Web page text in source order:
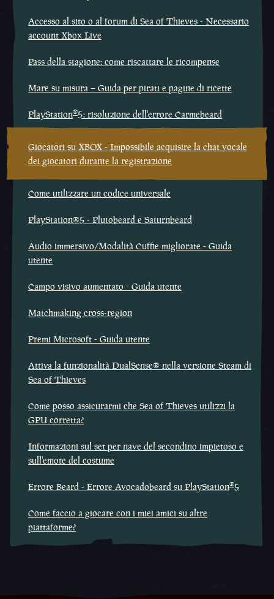
Accesso al sito o al forum di Sea of Thieves - Necessario
account Xbox Live
Pass della stagione: come riscattare le ricompense
Mare su misura – Guida per pirati e pagine di ricette
PlayStation®5: risoluzione dell'errore Carmebeard
Giocatori su XBOX - Impossibile acquisire la chat vocale
dei giocatori durante la registrazione
Come utilizzare un codice universale
PlayStation®5 - Plutobeard e Saturnbeard
Audio immersivo/Modalità Cuffie migliorate - Guida
utente
Campo visivo aumentato - Guida utente
Matchmaking cross-region
Premi Microsoft - Guida utente
Attiva la funzionalità DualSense® nella versione Steam di
Sea of Thieves
Come posso assicurarmi che Sea of Thieves utilizzi la
GPU corretta?
Informazioni sul set per nave del secondino impietoso e
sull'emote del costume
Errore Beard - Errore Avocadobeard su PlayStation®5
Come faccio a giocare con i miei amici su altre
piattaforme?